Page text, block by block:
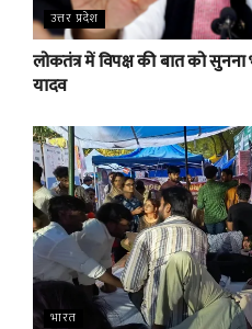
उत्तर प्रदेश
लोकतंत्र में विपक्ष की बात को
यादव
भारत